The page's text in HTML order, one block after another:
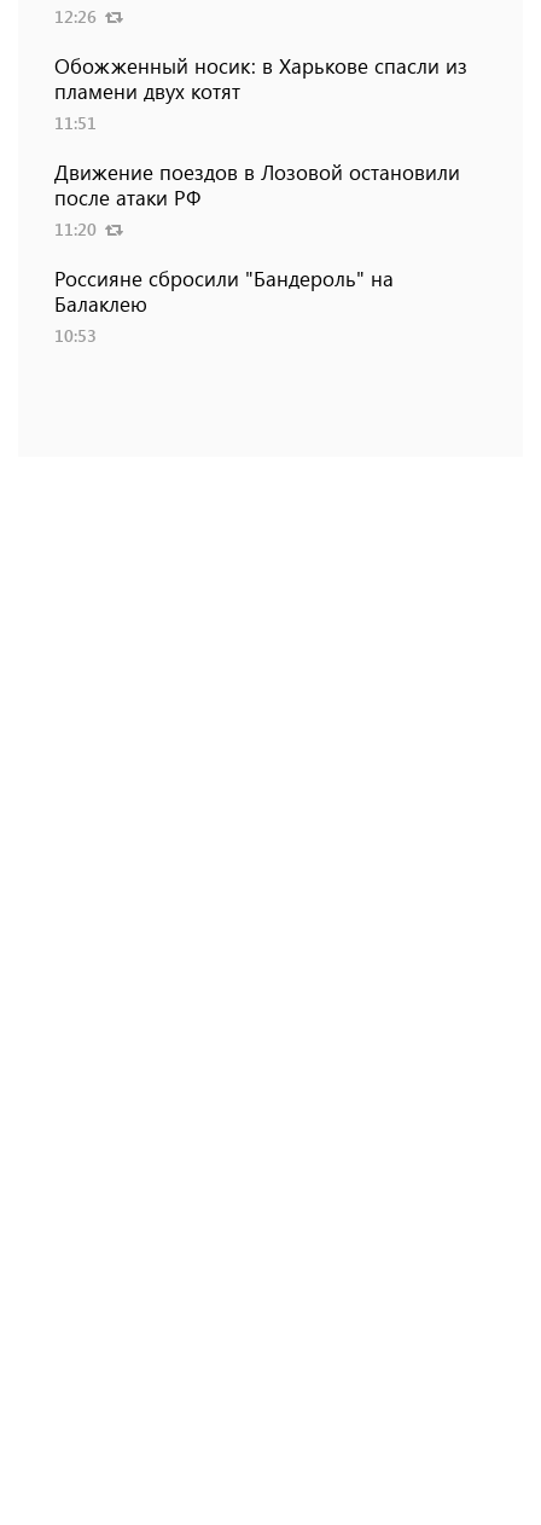
12:26
Обожженный носик: в Харькове спасли из
пламени двух котят
11:51
Движение поездов в Лозовой остановили
после атаки РФ
11:20
Россияне сбросили "Бандероль" на
Балаклею
10:53